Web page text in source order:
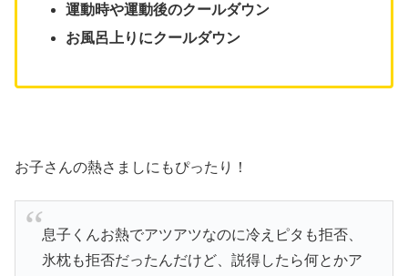
運動時や運動後のクールダウン
お風呂上りにクールダウン
お子さんの熱さましにもぴったり！
息子くんお熱でアツアツなのに冷えピタも拒否、
氷枕も拒否だったんだけど、説得したら何とかア